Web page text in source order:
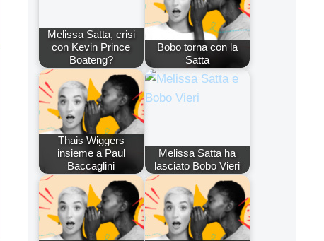
Melissa Satta, crisi
con Kevin Prince
Boateng?
Bobo torna con la
Satta
Thais Wiggers
insieme a Paul
Baccaglini
Melissa Satta ha
lasciato Bobo Vieri